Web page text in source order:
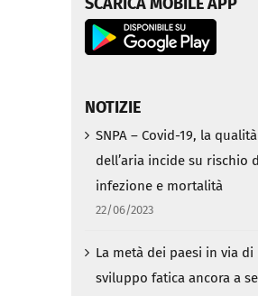
SCARICA MOBILE APP
NOTIZIE
SNPA – Covid-19, la qualità
dell’aria incide su rischio
infezione e mortalità
22/06/2023
La metà dei paesi in via di
sviluppo fatica ancora a